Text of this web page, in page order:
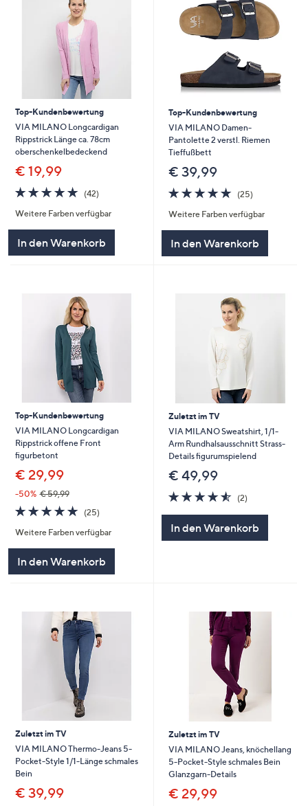
diese
anzuzeigen.
Top-Kundenbewertung
VIA MILANO Longcardigan
Rippstrick Länge ca. 78cm
oberschenkelbedeckend
€ 19,99
4.8
von
5
(42)42
Weitere Farben verfügbar
In den Warenkorb
Top-Kundenbewertung
VIA MILANO Damen-
Pantolette 2 verstl. Riemen
Tieffußbett
€ 39,99
4.7
von
5
(25)25
Weitere Farben verfügbar
In den Warenkorb
Top-Kundenbewertung
VIA MILANO Longcardigan
Rippstrick offene Front
figurbetont
€ 29,99
-50% € 59,99
4.7
von
5
(25)25
Weitere Farben verfügbar
In den Warenkorb
Zuletzt im TV
VIA MILANO Sweatshirt, 1/1-
Arm Rundhalsausschnitt Strass-
Details figurumspielend
€ 49,99
4.5
von
(2)2
In den Warenkorb
Zuletzt im TV
VIA MILANO Thermo-Jeans 5-
Pocket-Style 1/1-Länge schmales
Bein
€ 39,99
Zuletzt im TV
VIA MILANO Jeans, knöchellang
5-Pocket-Style schmales Bein
Glanzgarn-Details
€ 29,99